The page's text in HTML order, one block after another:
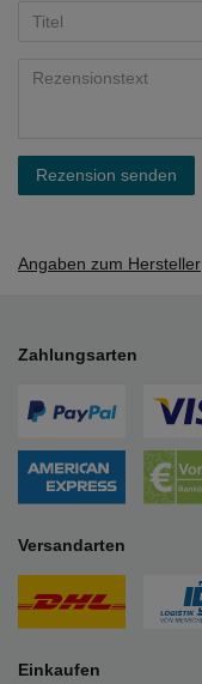
Rezension senden
Angaben zum Hersteller
Zahlungsarten
Versandarten
Einkaufen